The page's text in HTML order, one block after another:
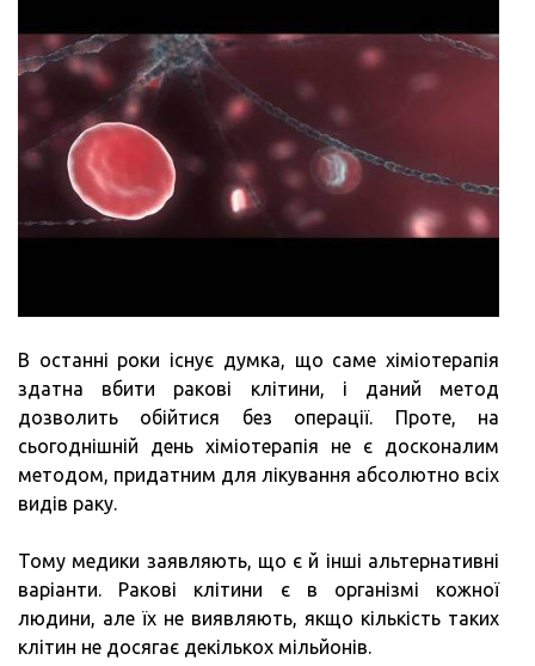
В останні роки існує думка, що саме хіміотерапія
здатна вбити ракові клітини, і даний метод
дозволить обійтися без операції. Проте, на
сьогоднішній день хіміотерапія не є досконалим
методом, придатним для лікування абсолютно всіх
видів раку.
Тому медики заявляють, що є й інші альтернативні
варіанти. Ракові клітини є в організмі кожної
людини, але їх не виявляють, якщо кількість таких
клітин не досягає декількох мільйонів.